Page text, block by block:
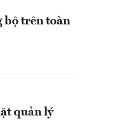
bộ trên toàn
quản lý